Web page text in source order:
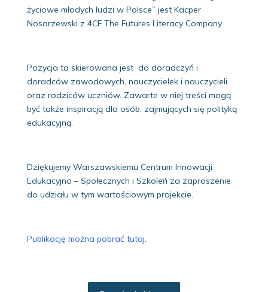
życiowe młodych ludzi w Polsce” jest Kacper
Nosarzewski z 4CF The Futures Literacy Company.
Pozycja ta skierowana jest do doradczyń i
doradców zawodowych, nauczycielek i nauczycieli
oraz rodziców uczniów. Zawarte w niej treści mogą
być także inspiracją dla osób, zajmujących się polityką
edukacyjną.
Dziękujemy Warszawskiemu Centrum Innowacji
Edukacyjno – Społecznych i Szkoleń za zaproszenie
do udziału w tym wartościowym projekcie.
Publikację można pobrać tutaj.